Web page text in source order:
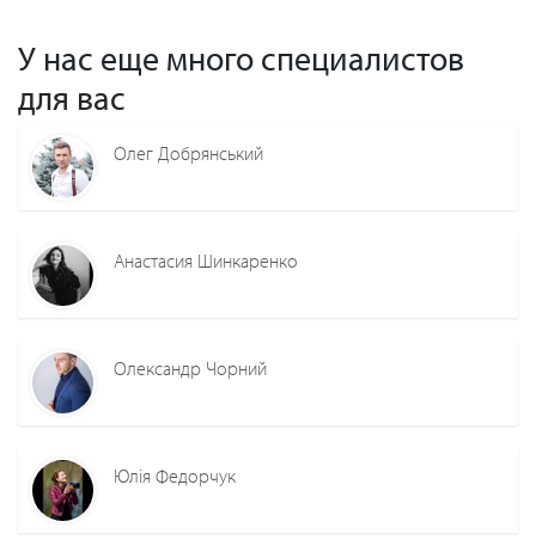
У нас еще много специалистов
для вас
Олег Добрянський
Анастасия Шинкаренко
Олександр Чорний
Юлія Федорчук